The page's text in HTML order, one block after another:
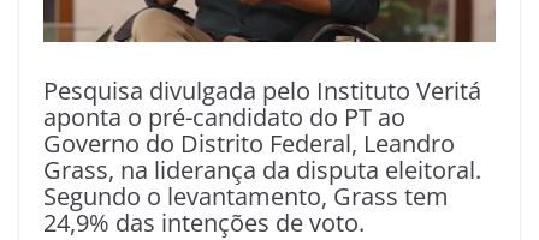
Pesquisa divulgada pelo Instituto Veritá
aponta o pré-candidato do PT ao
Governo do Distrito Federal, Leandro
Grass, na liderança da disputa eleitoral.
Segundo o levantamento, Grass tem
24,9% das intenções de voto.